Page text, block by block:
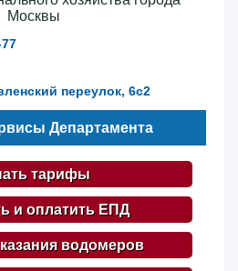
Москвы
переулок, 6с2
Департамента
тарифы
и оплатить ЕПД
водомеров